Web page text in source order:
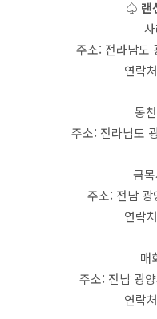
♤ 랜
주소: 전라남도
연락
동
주소: 전라남도
금
주소: 전남
연락
매
주소: 전남 광
연락